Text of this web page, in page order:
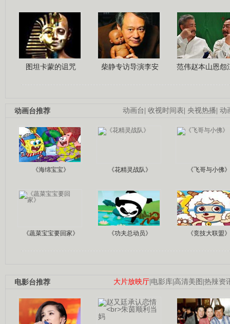
图坦卡蒙的诅咒 柴静专访导演李安 范伟赵本山恩怨
动画台| 收视时间表| 央视热播| 动
动画台推荐
《海绵宝宝》 《花精灵战队》 《飞哥与小佛》
《蔬菜宝宝要回家》 《功夫总动员》 《竞技大联盟》
大片放映厅|电影库|高清美图 |热辣资
电影台推荐